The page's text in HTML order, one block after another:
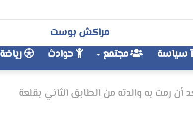
مراكش بوست
سياسة مجتمع حوادث رياضة
أن رمت به والدته من الطابق الثاني بقلعة